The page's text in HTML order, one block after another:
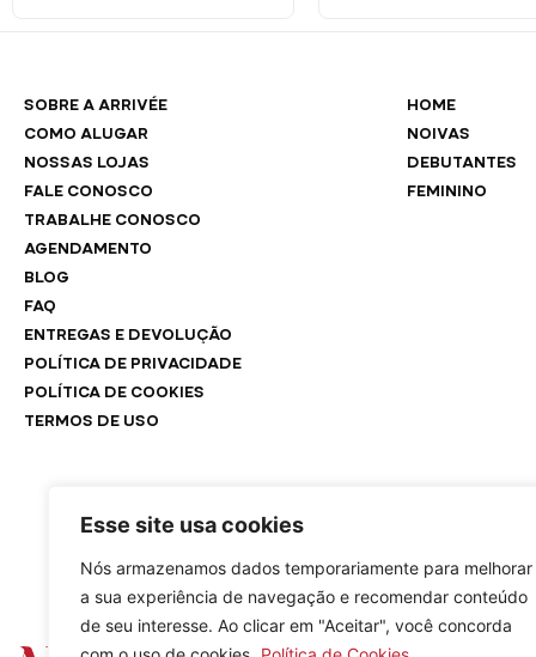
Esse site usa cookies
Nós armazenamos dados temporariamente para melhorar
a sua experiência de navegação e recomendar conteúdo
de seu interesse. Ao clicar em "Aceitar", você concorda
SOBRE A ARRIVÉE
COMO ALUGAR
NOSSAS LOJAS
FALE CONOSCO
TRABALHE CONOSCO
AGENDAMENTO
BLOG
FAQ
ENTREGAS E DEVOLUÇÃO
POLÍTICA DE PRIVACIDADE
POLÍTICA DE COOKIES
TERMOS DE USO
HOME
NOIVAS
DEBUTANTES
FEMININO